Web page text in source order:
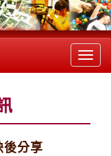
後分享